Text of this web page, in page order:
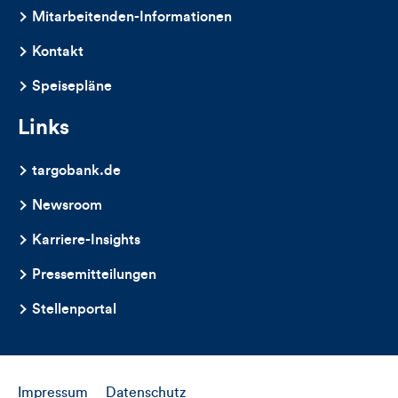
dieses
Artikels
Mitarbeitenden-Informationen
Kontakt
Speisepläne
Links
targobank.de
Newsroom
Karriere-Insights
Pressemitteilungen
Stellenportal
Impressum Datenschutz